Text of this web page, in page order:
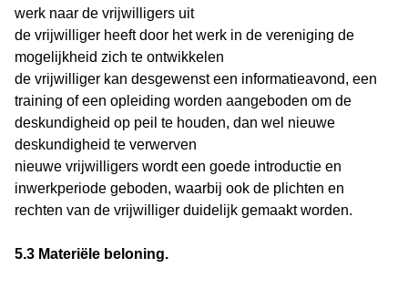
werk naar de vrijwilligers uit
de vrijwilliger heeft door het werk in de vereniging de
mogelijkheid zich te ontwikkelen
de vrijwilliger kan desgewenst een informatieavond, een
training of een opleiding worden aangeboden om de
deskundigheid op peil te houden, dan wel nieuwe
deskundigheid te verwerven
nieuwe vrijwilligers wordt een goede introductie en
inwerkperiode geboden, waarbij ook de plichten en
rechten van de vrijwilliger duidelijk gemaakt worden.
5.3 Materiële beloning.